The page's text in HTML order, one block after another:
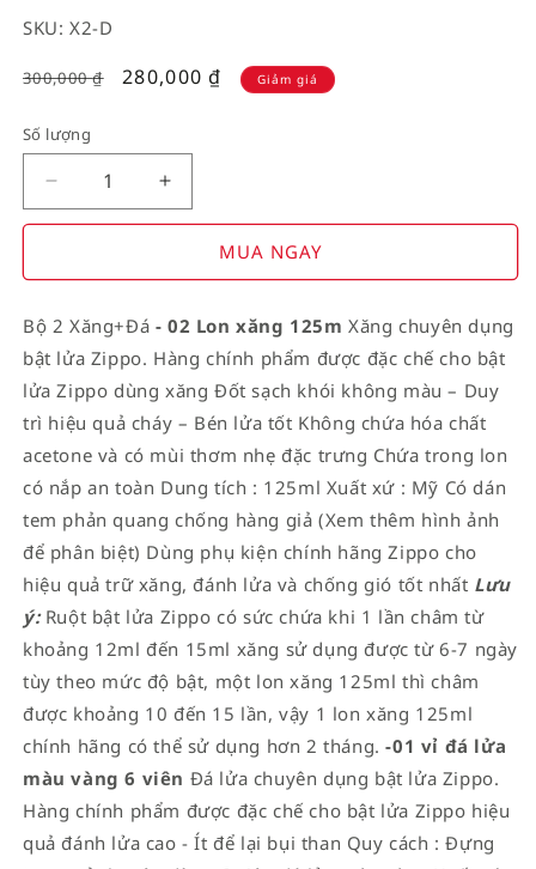
SKU: X2-D
300,000₫
Giá
280,000₫ Giảm giá
Số lượng
Decrease
quantity
American
on
Flag
Increase
quantity
American
on
Flag
MUA NGAY
Bộ 2 Xăng+Đá - 02 Lon xăng 125m Xăng chuyên dụng
bật lửa Zippo. Hàng chính phẩm được đặc chế cho bật
lửa Zippo dùng xăng Đốt sạch khói không màu – Duy
trì hiệu quả cháy – Bén lửa tốt Không chứa hóa chất
acetone và có mùi thơm nhẹ đặc trưng Chứa trong lon
có nắp an toàn Dung tích : 125ml Xuất xứ : Mỹ Có dán
tem phản quang chống hàng giả (Xem thêm hình ảnh
để phân biệt) Dùng phụ kiện chính hãng Zippo cho
hiệu quả trữ xăng, đánh lửa và chống gió tốt nhất Lưu
ý:Ruột bật lửa Zippo có sức chứa khi 1 lần châm từ
khoảng 12ml đến 15ml xăng sử dụng được từ 6-7 ngày
tùy theo mức độ bật, một lon xăng 125ml thì châm
được khoảng 10 đến 15 lần, vậy 1 lon xăng 125ml
chính hãng có thể sử dụng hơn 2 tháng.-01 vỉ đá lửa
màu vàng 6 viên Đá lửa chuyên dụng bật lửa Zippo.
Hàng chính phẩm được đặc chế cho bật lửa Zippo hiệu
quả đánh lửa cao - Ít để lại bụi than Quy cách : Đựng